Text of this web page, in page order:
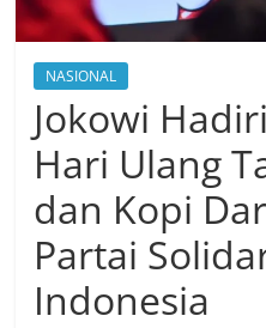
NASIONAL
Jokowi
Hari Ulang
dan Kopi
Partai
Indonesia